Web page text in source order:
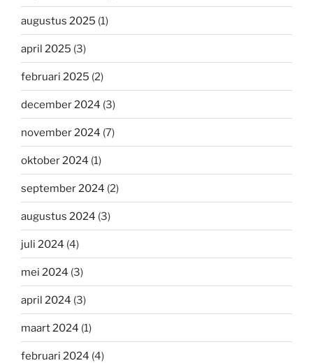
augustus 2025 (1)
april 2025 (3)
februari 2025 (2)
december 2024 (3)
november 2024 (7)
oktober 2024 (1)
september 2024 (2)
augustus 2024 (3)
juli 2024 (4)
mei 2024 (3)
april 2024 (3)
maart 2024 (1)
februari 2024 (4)